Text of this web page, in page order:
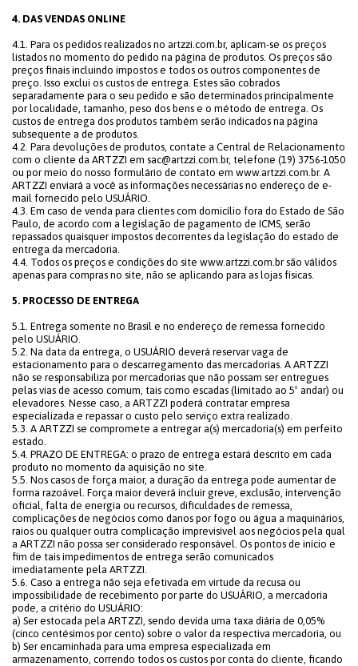
4. DAS VENDAS ONLINE
4.1. Para os pedidos realizados no artzzi.com.br, aplicam-se os preços
listados no momento do pedido na página de produtos. Os preços são
preços finais incluindo impostos e todos os outros componentes de
preço. Isso exclui os custos de entrega. Estes são cobrados
separadamente para o seu pedido e são determinados principalmente
por localidade, tamanho, peso dos bens e o método de entrega. Os
custos de entrega dos produtos também serão indicados na página
subsequente a de produtos.
4.2. Para devoluções de produtos, contate a Central de Relacionamento
com o cliente da ARTZZI em sac@artzzi.com.br, telefone (19) 3756-1050
ou por meio do nosso formulário de contato em www.artzzi.com.br. A
ARTZZI enviará a você as informações necessárias no endereço de e-
mail fornecido pelo USUÁRIO.
4.3. Em caso de venda para clientes com domicílio fora do Estado de São
Paulo, de acordo com a legislação de pagamento de ICMS, serão
repassados quaisquer impostos decorrentes da legislação do estado de
entrega da mercadoria.
4.4. Todos os preços e condições do site www.artzzi.com.br são válidos
apenas para compras no site, não se aplicando para as lojas físicas.
5. PROCESSO DE ENTREGA
5.1. Entrega somente no Brasil e no endereço de remessa fornecido
pelo USUÁRIO.
5.2. Na data da entrega, o USUÁRIO deverá reservar vaga de
estacionamento para o descarregamento das mercadorias. A ARTZZI
não se responsabiliza por mercadorias que não possam ser entregues
pelas vias de acesso comum, tais como escadas (limitado ao 5º andar) ou
elevadores. Nesse caso, a ARTZZI poderá contratar empresa
especializada e repassar o custo pelo serviço extra realizado.
5.3. A ARTZZI se compromete a entregar a(s) mercadoria(s) em perfeito
estado.
5.4. PRAZO DE ENTREGA: o prazo de entrega estará descrito em cada
produto no momento da aquisição no site.
5.5. Nos casos de força maior, a duração da entrega pode aumentar de
forma razoável. Força maior deverá incluir greve, exclusão, intervenção
oficial, falta de energia ou recursos, dificuldades de remessa,
complicações de negócios como danos por fogo ou água a maquinários,
raios ou qualquer outra complicação imprevisível aos negócios pela qual
a ARTZZI não possa ser considerado responsável. Os pontos de início e
fim de tais impedimentos de entrega serão comunicados
imediatamente pela ARTZZI.
5.6. Caso a entrega não seja efetivada em virtude da recusa ou
impossibilidade de recebimento por parte do USUÁRIO, a mercadoria
pode, a critério do USUÁRIO:
a) Ser estocada pela ARTZZI, sendo devida uma taxa diária de 0,05%
(cinco centésimos por cento) sobre o valor da respectiva mercadoria, ou
b) Ser encaminhada para uma empresa especializada em
armazenamento, correndo todos os custos por conta do cliente, ficando